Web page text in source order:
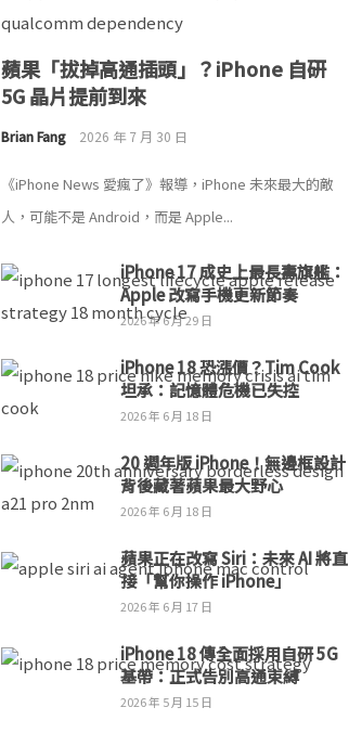
蘋果「拔掉高通插頭」？iPhone 自研
5G 晶片提前到來
Brian Fang 2026 年 7 月 30 日
《iPhone News 愛瘋了》報導，iPhone 未來最大的敵
人，可能不是 Android，而是 Apple...
iPhone 17 成史上最長壽旗艦：
Apple 改寫手機更新節奏
2026 年 6 月 29 日
iPhone 18 恐漲價？Tim Cook
坦承：記憶體危機已失控
2026 年 6 月 18 日
20 週年版 iPhone！無邊框設計
背後藏著蘋果最大野心
2026 年 6 月 18 日
蘋果正在改寫 Siri：未來 AI 將直
接「幫你操作 iPhone」
2026 年 6 月 17 日
iPhone 18 傳全面採用自研 5G
基帶：正式告別高通束縛
2026 年 5 月 15 日